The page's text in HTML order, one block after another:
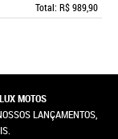
Total: R$ 989,90
MOTOS
LANÇAMENTOS,